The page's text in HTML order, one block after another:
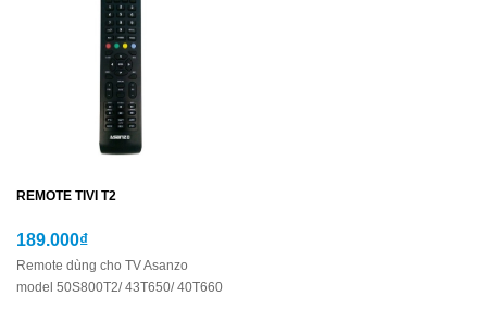
REMOTE TIVI T2
189.000₫
Remote dùng cho TV Asanzo
model 50S800T2/ 43T650/ 40T660